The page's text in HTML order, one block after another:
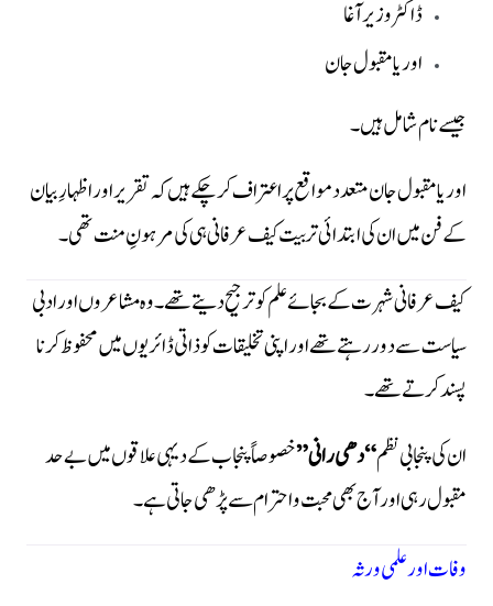
ڈاکٹر وزیر آغا
اوریا مقبول جان
جیسے نام شامل ہیں۔
اوریا مقبول جان متعدد مواقع پر اعتراف کر چکے ہیں کہ تقریر اور اظہارِ بیان
کے فن میں ان کی ابتدائی تربیت کیف عرفانی ہی کی مرہونِ منت تھی۔
کیف عرفانی شہرت کے بجائے علم کو ترجیح دیتے تھے۔ وہ مشاعروں اور ادبی
سیاست سے دور رہتے تھے اور اپنی تخلیقات کو ذاتی ڈائریوں میں محفوظ کرنا
پسند کرتے تھے۔
ان کی پنجابی نظم“دھی رانی”خصوصاً پنجاب کے دیہی علاقوں میں بے حد
مقبول رہی اور آج بھی محبت و احترام سے پڑھی جاتی ہے۔
وفات اور علمی ورثہ